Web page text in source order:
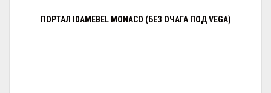
ПОРТАЛ IDAMEBEL MONACO (БЕЗ ОЧАГА ПОД VEGA)